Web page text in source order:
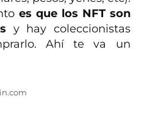
es que los NFT son
y hay coleccionistas
Ahí te va un